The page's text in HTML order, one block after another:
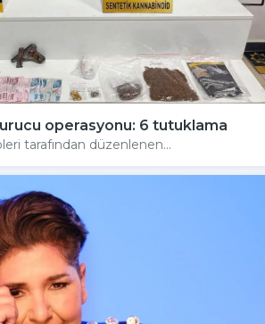
operasyonu: 6 tutuklama
tarafından düzenlenen...